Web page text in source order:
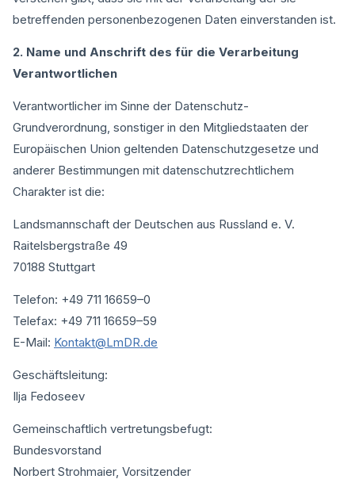
betreffenden personenbezogenen Daten einverstanden ist.
2. Name und Anschrift des für die Verarbeitung
Verantwortlichen
Verantwortlicher im Sinne der Datenschutz-
Grundverordnung, sonstiger in den Mitgliedstaaten der
Europäischen Union geltenden Datenschutzgesetze und
anderer Bestimmungen mit datenschutzrechtlichem
Charakter ist die:
Landsmannschaft der Deutschen aus Russland e. V.
Raitelsbergstraße 49
70188 Stuttgart
Telefon: +49 711 16659–0
Telefax: +49 711 16659–59
E-Mail: Kontakt@LmDR.de
Geschäftsleitung:
Ilja Fedoseev
Gemeinschaftlich vertretungsbefugt:
Bundesvorstand
Norbert Strohmaier, Vorsitzender